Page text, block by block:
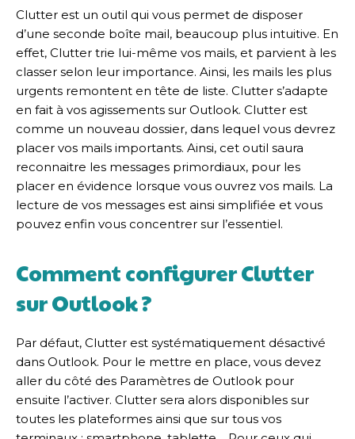
Clutter est un outil qui vous permet de disposer
d’une seconde boîte mail, beaucoup plus intuitive. En
effet, Clutter trie lui-même vos mails, et parvient à les
classer selon leur importance. Ainsi, les mails les plus
urgents remontent en tête de liste. Clutter s’adapte
en fait à vos agissements sur Outlook. Clutter est
comme un nouveau dossier, dans lequel vous devrez
placer vos mails importants. Ainsi, cet outil saura
reconnaitre les messages primordiaux, pour les
placer en évidence lorsque vous ouvrez vos mails. La
lecture de vos messages est ainsi simplifiée et vous
pouvez enfin vous concentrer sur l’essentiel.
Comment configurer Clutter
sur Outlook ?
Par défaut, Clutter est systématiquement désactivé
dans Outlook. Pour le mettre en place, vous devez
aller du côté des Paramètres de Outlook pour
ensuite l’activer. Clutter sera alors disponibles sur
toutes les plateformes ainsi que sur tous vos